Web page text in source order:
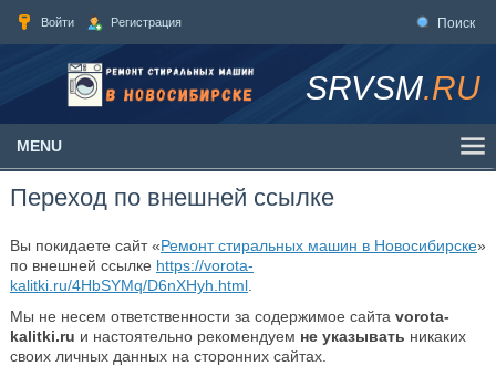
Войти Регистрация Поиск
SRVSM.RU
MENU
Переход по внешней ссылке
Вы покидаете сайт «Ремонт стиральных машин в Новосибирске»
по внешней ссылке https://vorota-
kalitki.ru/4HbSYMq/D6nXHyh.html.
Мы не несем ответственности за содержимое сайта vorota-
kalitki.ru и настоятельно рекомендуем не указывать никаких
своих личных данных на сторонних сайтах.